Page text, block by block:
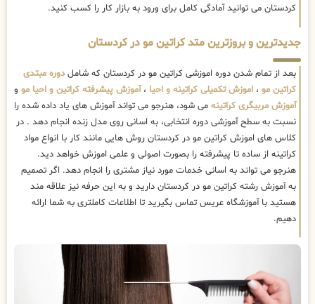
کردستان می توانید آمادگی کامل برای ورود به بازار کار را کسب کنید.
جدیدترین و بروزترین متد کراتین مو در کردستان
بعد از تمام شدن دوره اموزشی کراتین مو در کردستان که شاملدوره مبتدی
کراتین مو ، اموزش تکمیلی کراتینه و احیا ،آموزش پیشرفته کراتین و احیا مو و
آموزش مربیگری کراتینه می شود، هنرجو می تواند آموزش های یاد داده شده را
نسبت به سطح آموزشی دوره انتخابی، به اسانی روی مدل زنده انجام دهد . در
کلاس های اموزش کراتین مو در کردستان روش هایی مانند کار با انواع مواد
کراتینه از ساده تا پیشرفته را بصورت اصولی و علمی اموزش خواهد دید.
هنرجو می تواند به اسانی خدمات مورد نیاز مشتری را انجام دهد. اگر تصمیم
به آموزش رشته کراتین مو در کردستان دارید و به این حرفه نیز علاقه مند
هستید با آموزشگاه عریس تماس بگیرید تا اطلاعات کاملتری به شما ارائه
دهیم.